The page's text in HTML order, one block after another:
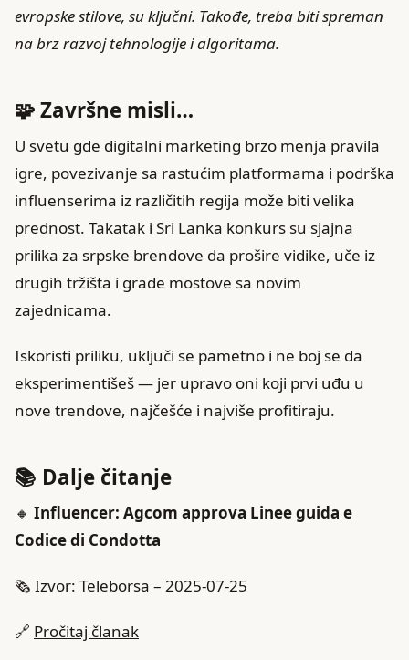
evropske stilove, su ključni. Takođe, treba biti spreman
na brz razvoj tehnologije i algoritama.
🧩 Završne misli…
U svetu gde digitalni marketing brzo menja pravila
igre, povezivanje sa rastućim platformama i podrška
influenserima iz različitih regija može biti velika
prednost. Takatak i Sri Lanka konkurs su sjajna
prilika za srpske brendove da prošire vidike, uče iz
drugih tržišta i grade mostove sa novim
zajednicama.
Iskoristi priliku, uključi se pametno i ne boj se da
eksperimentišeš — jer upravo oni koji prvi uđu u
nove trendove, najčešće i najviše profitiraju.
📚 Dalje čitanje
🔸 Influencer: Agcom approva Linee guida e
Codice di Condotta
🗞️ Izvor: Teleborsa – 2025-07-25
🔗 Pročitaj članak